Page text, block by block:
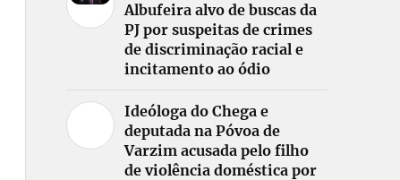
Albufeira alvo de buscas da
PJ por suspeitas de crimes
de discriminação racial e
incitamento ao ódio
Ideóloga do Chega e
deputada na Póvoa de
Varzim acusada pelo filho
de violência doméstica por